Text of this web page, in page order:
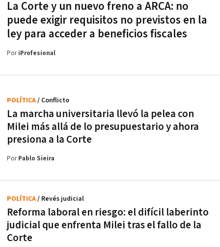
La Corte y un nuevo freno a ARCA: no
puede exigir requisitos no previstos en la
ley para acceder a beneficios fiscales
PoriProfesional
La marcha universitaria llevó la pelea con
Milei más allá de lo presupuestario y ahora
presiona a la Corte
POLÍTICA/ Conflicto
PorPablo Sieira
Reforma laboral en riesgo: el difícil laberinto
judicial que enfrenta Milei tras el fallo de la
Corte
POLÍTICA/ Revés judicial